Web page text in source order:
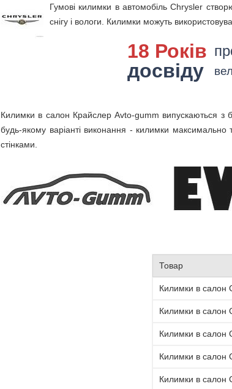
Гумові килимки в автомобіль Chrysler
снігу і вологи. Килимки можуть
18 Років
досвіду
Килимки в салон Крайслер Avto-gumm випускаються
будь-якому варіанті виконання - килимки
стінками.
Товар
Килимки в салон
Килимки в салон
Килимки в салон
Килимки в салон
Килимки в салон